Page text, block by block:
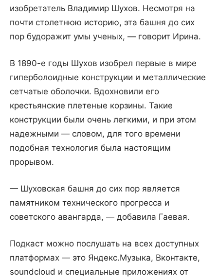
изобретатель Владимир Шухов. Несмотря на
почти столетнюю историю, эта башня до сих
пор будоражит умы ученых, — говорит Ирина.
В 1890-е годы Шухов изобрел первые в мире
гиперболоидные конструкции и металлические
сетчатые оболочки. Вдохновили его
крестьянские плетеные корзины. Такие
конструкции были очень легкими, и при этом
надежными — словом, для того времени
подобная технология была настоящим
прорывом.
— Шуховская башня до сих пор является
памятником технического прогресса и
советского авангарда, — добавила Гаевая.
Подкаст можно послушать на всех доступных
платформах — это Яндекс.Музыка, Вконтакте,
soundcloud и специальные приложениях от